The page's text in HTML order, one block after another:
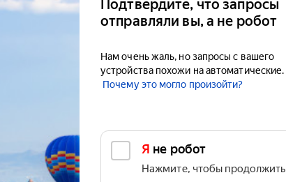
Подтвердите, что запросы
отправляли вы, а не робот
Нам очень жаль, но запросы с вашего
устройства похожи на автоматические.
Почему это могло произойти?
Я не робот
Нажмите, чтобы продолжить